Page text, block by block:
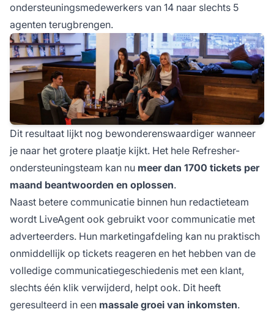
ondersteuningsmedewerkers van 14 naar slechts 5
agenten terugbrengen.
Dit resultaat lijkt nog bewonderenswaardiger wanneer
je naar het grotere plaatje kijkt. Het hele Refresher-
ondersteuningsteam kan nu meer dan 1700 tickets per
maand beantwoorden en oplossen.
Naast betere communicatie binnen hun redactieteam
wordt LiveAgent ook gebruikt voor communicatie met
adverteerders. Hun marketingafdeling kan nu praktisch
onmiddellijk op tickets reageren en het hebben van de
volledige communicatiegeschiedenis met een klant,
slechts één klik verwijderd, helpt ook. Dit heeft
geresulteerd in een massale groei van inkomsten.